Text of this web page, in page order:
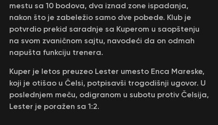
mestu sa 10 bodova, dva iznad zone ispadanja,
nakon što je zabeležio samo dve pobede. Klub je
potvrdio prekid saradnje sa Kuperom u saopštenju
na svom zvaničnom sajtu, navodeći da on odmah
napušta funkciju trenera.
Kuper je letos preuzeo Lester umesto Enca Mareske,
koji je otišao u Čelsi, potpisavši trogodišnji ugovor. U
poslednjem meču, odigranom u subotu protiv Čelsija,
Lester je poražen sa 1:2.